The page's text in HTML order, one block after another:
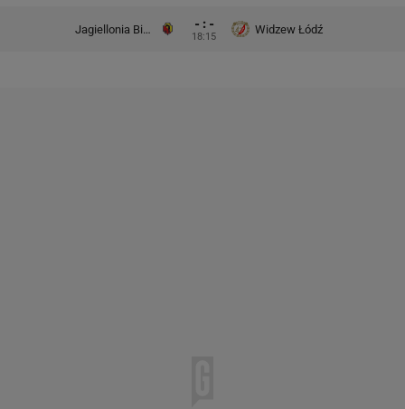
Jagiellonia Białystok - : -
18:15
Widzew Łódź